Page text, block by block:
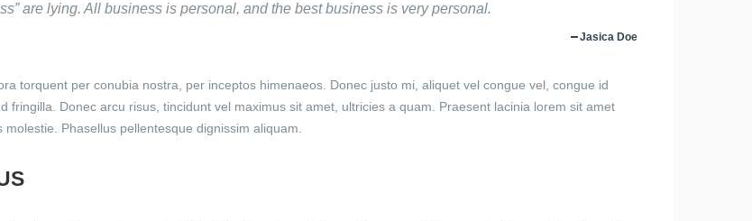
are lying. All business is personal, and the best business is very personal.
Jasica Doe
torquent per conubia nostra, per inceptos himenaeos. Donec justo mi, aliquet vel congue vel, congue id
fringilla. Donec arcu risus, tincidunt vel maximus sit amet, ultricies a quam. Praesent lacinia lorem sit amet
Phasellus pellentesque dignissim aliquam.